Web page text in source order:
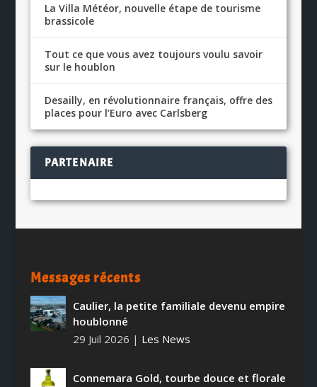
La Villa Météor, nouvelle étape de tourisme
brassicole
Tout ce que vous avez toujours voulu savoir
sur le houblon
Desailly, en révolutionnaire français, offre des
places pour l’Euro avec Carlsberg
PARTENAIRE
Messages récents
Caulier, la petite familiale devenu empire
houblonné
29 Juil 2026 | Les News
Connemara Gold, tourbe douce et florale